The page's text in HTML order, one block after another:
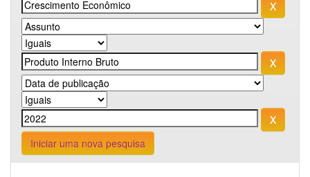
Iniciar uma nova pesquisa